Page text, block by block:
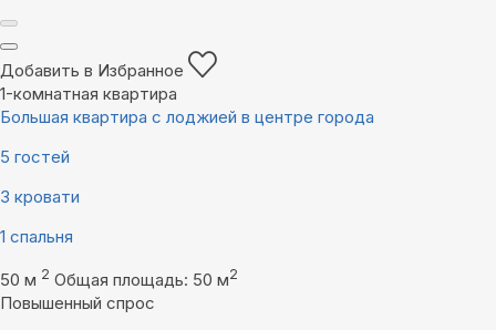
Добавить в Избранное
1-комнатная квартира
Большая квартира с лоджией в центре города
5 гостей
3 кровати
1 спальня
50 м 2 Общая площадь: 50 м2
Повышенный спрос